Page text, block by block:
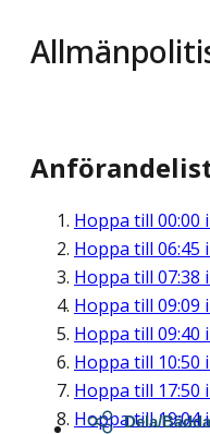
Hoppa till 00:00
Hoppa till 06:45
Hoppa till 07:38
Hoppa till 09:09
Hoppa till 09:40
Hoppa till 10:50
Hoppa till 17:50
Hoppa till19:04i
Dela/